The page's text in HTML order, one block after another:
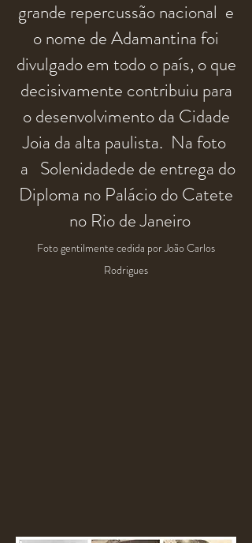
grande repercussãonacional e
o nome de Adamantina foi
divulgadoem todo o país, o que
decisivamente contribuiu para
o desenvolvimento da Cidade
Joia da alta paulista. Na foto
a Solenidadede de entrega do
Diploma no Palácio do Catete
no Rio de Janeiro
Foto gentilmente cedida por João Carlos
Rodrigues